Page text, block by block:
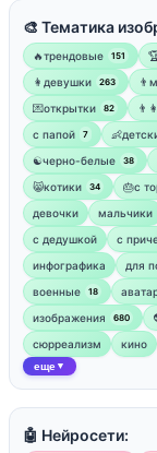
🎨 Тематика
🔥трендовые 151
👩девушки 263
💌открытки 82
‍с папой 7
☯︎черно-белые 38
😸котики 34 🎂с
девочки
мальчики
с дедушкой
с
инфографика
для
военные 18
изображения 680
сюрреализм кино
еще ▼
🤖 Нейросети: